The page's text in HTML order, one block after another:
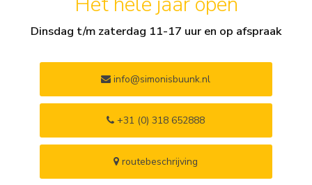
Dinsdag t/m zaterdag 11-17 uur en op afspraak
info@simonisbuunk.nl
+31 (0) 318 652888
routebeschrijving